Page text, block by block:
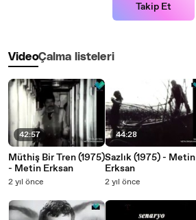
Takip Et
VideoÇalma listeleri
42:57
Müthiş Bir Tren (1975)
- Metin Erksan
2 yıl önce
44:28
Sazlık (1975) - Metin
Erksan
2 yıl önce